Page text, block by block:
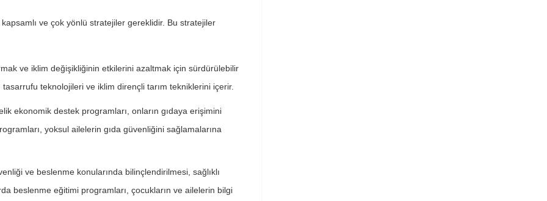
ve çok yönlü stratejiler gereklidir. Bu stratejiler
ve iklim değişikliğinin etkilerini azaltmak için sürdürülebilir
teknolojileri ve iklim dirençli tarım tekniklerini içerir.
ekonomik destek programları, onların gıdaya erişimini
yoksul ailelerin gıda güvenliğini sağlamalarına
ve beslenme konularında bilinçlendirilmesi, sağlıklı
beslenme eğitimi programları, çocukların ve ailelerin bilgi